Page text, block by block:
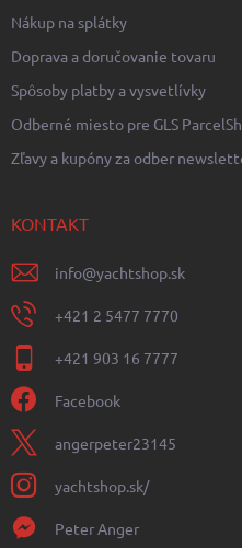
Nákup na splátky
Doprava a doručovanie tovaru
Spôsoby platby a vysvetlívky
Odberné miesto pre GLS
Zľavy a kupóny za odber
KONTAKT
info@yachtshop.sk
+421 2 5477 7770
+421 903 16 7777
Facebook
angerpeter23145
yachtshop.sk/
Peter Anger